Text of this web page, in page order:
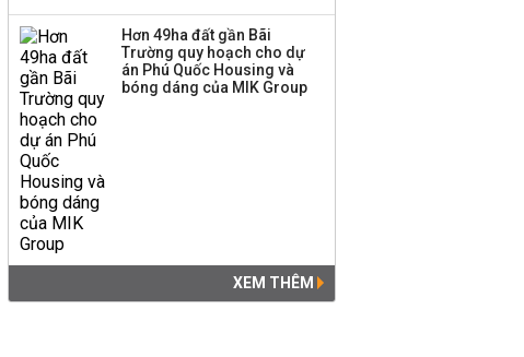
Hơn 49ha đất gần Bãi
Trường quy hoạch cho dự
án Phú Quốc Housing và
bóng dáng của MIK Group
XEM THÊM